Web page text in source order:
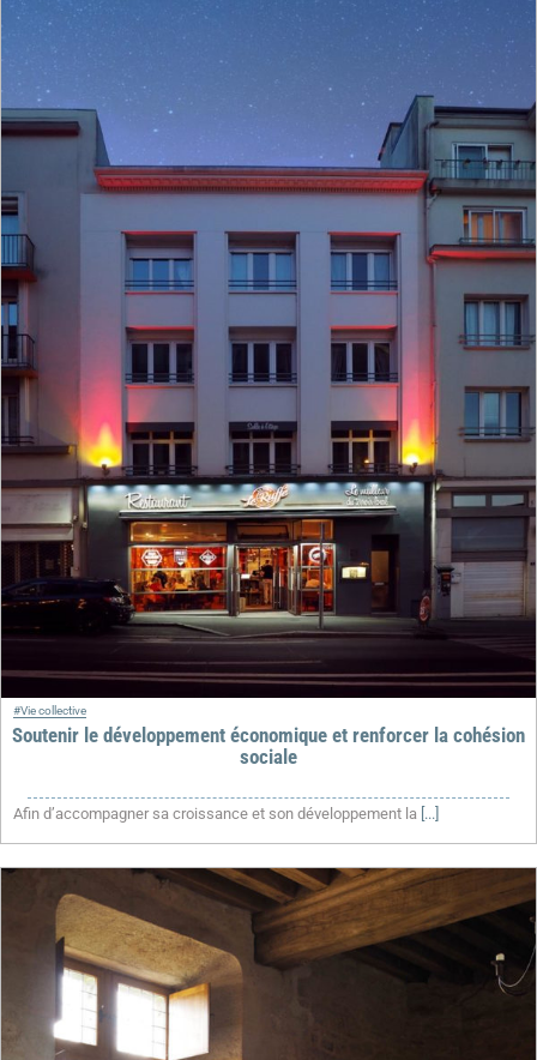
#Vie collective
Soutenir le développement économique et renforcer la cohésion
sociale
Afin d’accompagner sa croissance et son développement la[...]